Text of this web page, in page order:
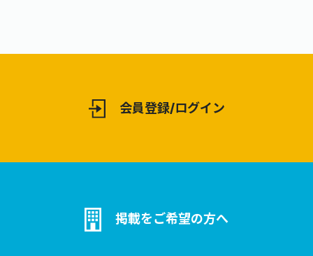
会員登録/ログイン
掲載をご希望の方へ